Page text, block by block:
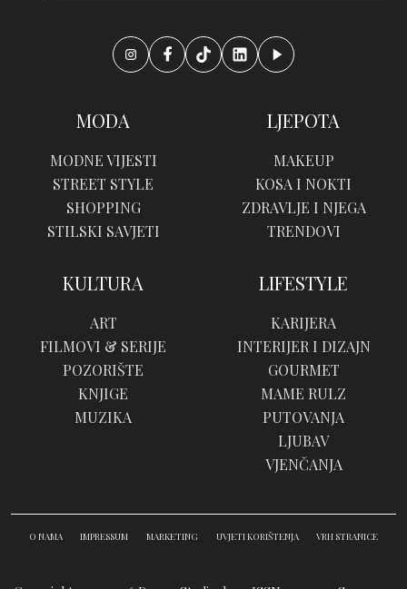
MODA
MODNE VIJESTI
STREET STYLE
SHOPPING
STILSKI SAVJETI
LJEPOTA
MAKEUP
KOSA I NOKTI
ZDRAVLJE I NJEGA
TRENDOVI
KULTURA
ART
FILMOVI & SERIJE
POZORIŠTE
KNJIGE
MUZIKA
LIFESTYLE
KARIJERA
INTERIJER I DIZAJN
GOURMET
MAME RULZ
PUTOVANJA
LJUBAV
VJENČANJA
O NAMA IMPRESSUM MARKETING UVJETI KORIŠTENJA VRH STRANICE